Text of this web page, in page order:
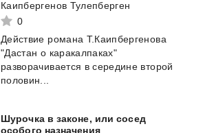
Каипбергенов Тулепберген
0
Действие романа Т.Каипбергенова
"Дастан о каракалпаках"
разворачивается в середине второй
половин...
Шурочка в законе, или сосед
особого назначения